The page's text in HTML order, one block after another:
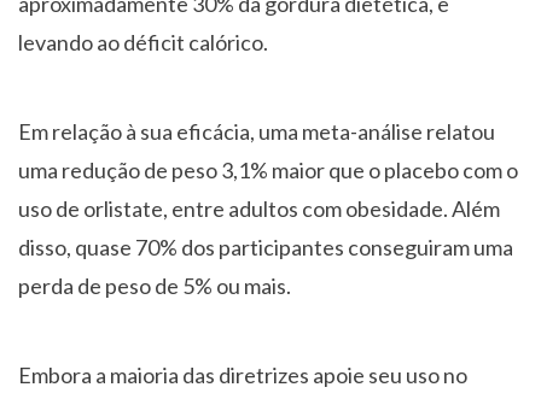
levando ao déficit calórico.
Em relação à sua eficácia, uma meta-análise relatou
uma redução de peso 3,1% maior que o placebo com o
uso de orlistate, entre adultos com obesidade. Além
disso, quase 70% dos participantes conseguiram uma
perda de peso de 5% ou mais.
Embora a maioria das diretrizes apoie seu uso no